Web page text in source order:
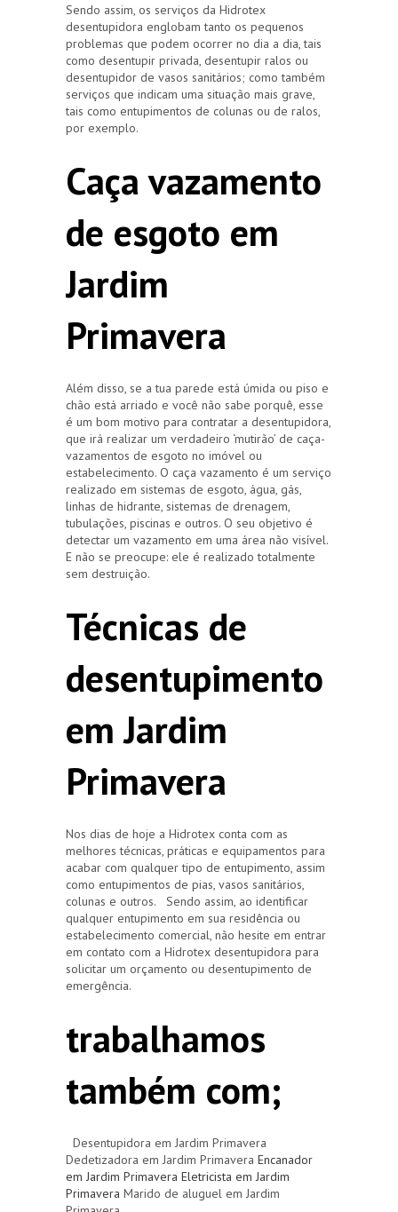
Sendo assim, os serviços da Hidrotex
desentupidora englobam tanto os pequenos
problemas que podem ocorrer no dia a dia, tais
como desentupir privada, desentupir ralos ou
desentupidor de vasos sanitários; como também
serviços que indicam uma situação mais grave,
tais como entupimentos de colunas ou de ralos,
por exemplo.
Caça vazamento
de esgoto em
Jardim
Primavera
Além disso, se a tua parede está úmida ou piso e
chão está arriado e você não sabe porquê, esse
é um bom motivo para contratar a desentupidora,
que irá realizar um verdadeiro ‘mutirão’ de caça-
vazamentos de esgoto no imóvel ou
estabelecimento. O caça vazamento é um serviço
realizado em sistemas de esgoto, água, gás,
linhas de hidrante, sistemas de drenagem,
tubulações, piscinas e outros. O seu objetivo é
detectar um vazamento em uma área não visível.
E não se preocupe: ele é realizado totalmente
sem destruição.
Técnicas de
desentupimento
em Jardim
Primavera
Nos dias de hoje a Hidrotex conta com as
melhores técnicas, práticas e equipamentos para
acabar com qualquer tipo de entupimento, assim
como entupimentos de pias, vasos sanitários,
colunas e outros. Sendo assim, ao identificar
qualquer entupimento em sua residência ou
estabelecimento comercial, não hesite em entrar
em contato com a Hidrotex desentupidora para
solicitar um orçamento ou desentupimento de
emergência.
trabalhamos
também com;
Desentupidora em Jardim Primavera
Dedetizadora em Jardim Primavera Encanador
em Jardim Primavera Eletricista em Jardim
Primavera Marido de aluguel em Jardim